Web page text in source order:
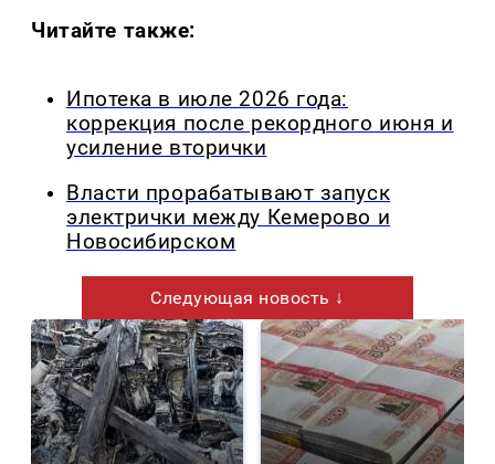
Читайте также:
Ипотека в июле 2026 года:
коррекция после рекордного июня и
усиление вторички
Власти прорабатывают запуск
электрички между Кемерово и
Новосибирском
Следующая новость ↓